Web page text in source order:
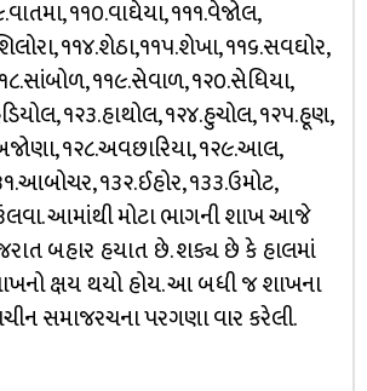
૧૧૦.વાઘેયા, ૧૧૧.વેજોલ,
૧૧૪.શેઠા,૧૧૫.શેખા, ૧૧૬.સવઘોર,
૧૧૯.સેવાળ, ૧૨૦.સેધિયા,
૧૨૩.હાથોલ, ૧૨૪.હુચોલ, ૧૨૫.હૂણ,
૧૨૮.અવછારિયા, ૧૨૯.આલ,
૧૩૨.ઈહોર, ૧૩૩.ઉમોટ,
આમાંથી મોટા ભાગની શાખ આજે
બહાર હયાત છે. શક્ય છે કે હાલમાં
ક્ષય થયો હોય. આ બધી જ શાખના
સમાજરચના પરગણા વાર કરેલી.